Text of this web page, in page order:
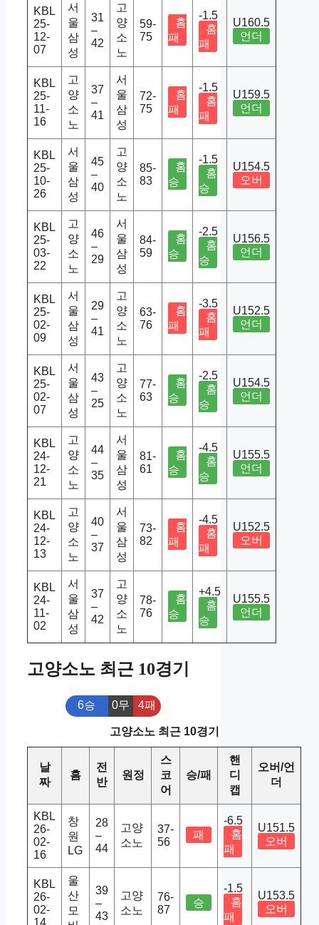
KBL
25-
12-
07
서
울
삼
성
31
–
42
고
양
소
노
59-
75
홈
패
-1.5
홈
패
U160.5
언더
KBL
25-
11-
16
고
양
소
노
37
–
41
서
울
삼
성
72-
75
홈
패
-1.5
홈
패
U159.5
언더
KBL
25-
10-
26
서
울
삼
성
45
–
40
고
양
소
노
85-
83
홈
승
-1.5
홈
승
U154.5
오버
KBL
25-
03-
22
고
양
소
노
46
–
29
서
울
삼
성
84-
59
홈
승
-2.5
홈
승
U156.5
언더
KBL
25-
02-
09
서
울
삼
성
29
–
41
고
양
소
노
63-
76
홈
패
-3.5
홈
패
U152.5
언더
KBL
25-
02-
07
서
울
삼
성
43
–
25
고
양
소
노
77-
63
홈
승
-2.5
홈
승
U154.5
언더
KBL
24-
12-
21
고
양
소
노
44
–
35
서
울
삼
성
81-
61
홈
승
-4.5
홈
승
U155.5
언더
KBL
24-
12-
13
고
양
소
노
40
–
37
서
울
삼
성
73-
82
홈
패
-4.5
홈
패
U152.5
오버
KBL
24-
11-
02
서
울
삼
성
37
–
42
고
양
소
노
78-
76
홈
승
+4.5
홈
승
U155.5
언더
고양소노 최근 10경기
6승 0무 4패
고양소노 최근 10경기
날
짜
홈
전
반
원정
스
코
어
승/패
핸
디
캡
오버/언
더
KBL
26-
02-
16
창
원
LG
28
–
44
고양
소노
37-
56
패
-6.5
홈
패
U151.5
오버
KBL
26-
02-
14
울
산
모
39
–
43
고양
소노
76-
87
승
-1.5
홈
패
U153.5
오버